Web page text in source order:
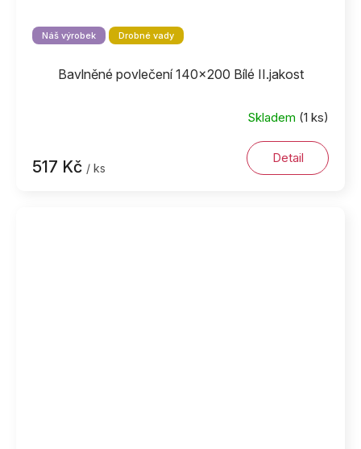
Náš výrobek Drobné vady
Bavlněné povlečení 140x200 Bílé II.jakost
Skladem (1 ks)
517 Kč / ks
Detail